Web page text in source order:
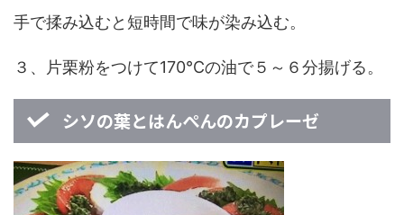
手で揉み込むと短時間で味が染み込む。
３、片栗粉をつけて170℃の油で５～６分揚げる。
シソの葉とはんぺんのカプレーゼ